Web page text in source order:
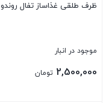
ظرف طلقی غذاساز تفال روندو 2500
موجود در انبار
2,500,000 تومان